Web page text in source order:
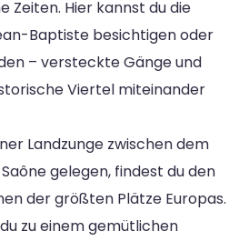
Zeiten. Hier kannst du die
Baptiste besichtigen oder
– versteckte Gänge und
Viertel miteinander
Landzunge zwischen dem
gelegen, findest du den
der größten Plätze Europas.
zu einem gemütlichen